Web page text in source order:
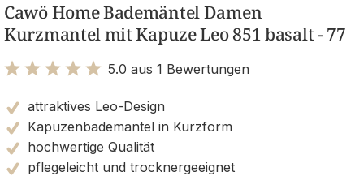
Cawö Home Bademäntel Damen
Kurzmantel mit Kapuze Leo 851 basalt - 77
5.0 aus 1 Bewertungen
attraktives Leo-Design
Kapuzenbademantel in Kurzform
hochwertige Qualität
pflegeleicht und trocknergeeignet